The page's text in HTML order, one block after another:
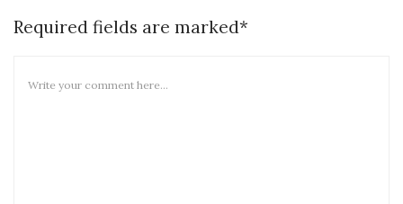
Required fields are marked*